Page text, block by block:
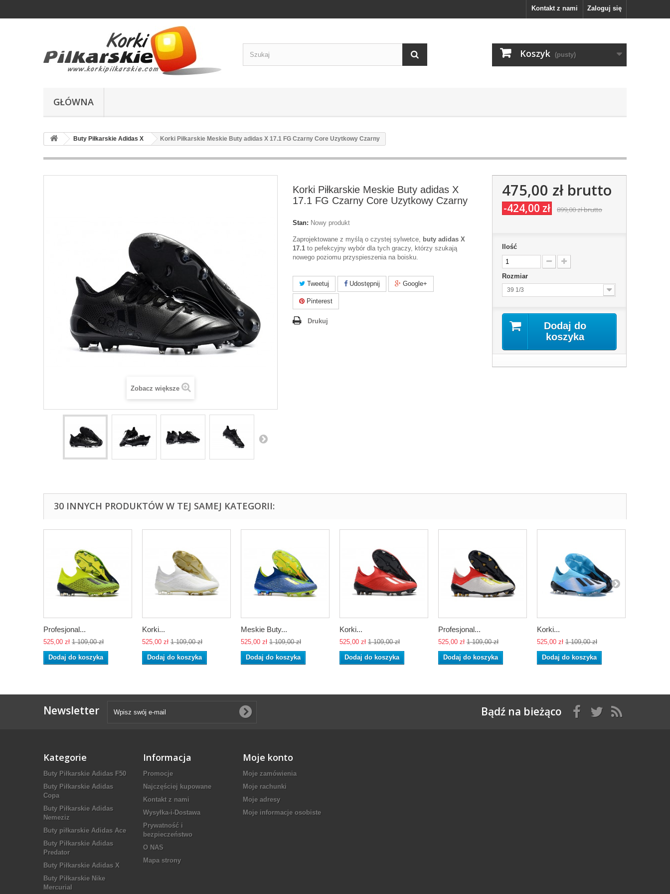
Zaloguj się
Kontakt z nami
Koszyk (pusty)
GŁÓWNA
Buty Piłkarskie Adidas X Korki Piłkarskie Meskie Buty adidas X 17.1 FG Czarny Core Uzytkowy Czarny
Zobacz większe
Korki Piłkarskie Meskie Buty adidas X
17.1 FG Czarny Core Uzytkowy Czarny
Stan: Nowy produkt
Zaprojektowane z myślą o czystej sylwetce, buty adidas X
17.1 to pefekcyjny wybór dla tych graczy, którzy szukają
nowego poziomu przyspieszenia na boisku.
Tweetuj Udostępnij Google+
Pinterest
Drukuj
475,00 złbrutto
-424,00 zł 899,00 złbrutto
Ilość
Rozmiar
39 1/3
Dodaj do
koszyka
30 INNYCH PRODUKTÓW W TEJ SAMEJ KATEGORII:
Profesjonal...
525,00 zł 1 109,00 zł
Dodaj do koszyka
Korki...
525,00 zł 1 109,00 zł
Dodaj do koszyka
Meskie Buty...
525,00 zł 1 109,00 zł
Dodaj do koszyka
Korki...
525,00 zł 1 109,00 zł
Dodaj do koszyka
Profesjonal...
525,00 zł 1 109,00 zł
Dodaj do koszyka
Korki...
525,00 zł 1 109,00 zł
Dodaj do koszyka
Newsletter Bądź na bieżąco
Kategorie
Buty Piłkarskie Adidas F50
Buty Piłkarskie Adidas
Copa
Buty Piłkarskie Adidas
Nemeziz
Buty piłkarskie Adidas Ace
Buty Piłkarskie Adidas
Predator
Buty Piłkarskie Adidas X
Buty Piłkarskie Nike
Mercurial
Informacja
Promocje
Najczęściej kupowane
Kontakt z nami
Wysyłka-i-Dostawa
Prywatność i
bezpieczeństwo
O NAS
Mapa strony
Moje konto
Moje zamówienia
Moje rachunki
Moje adresy
Moje informacje osobiste